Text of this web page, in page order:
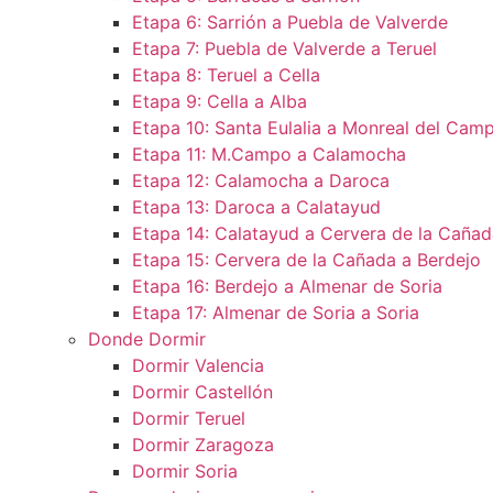
Etapa 6: Sarrión a Puebla de Valverde
Etapa 7: Puebla de Valverde a Teruel
Etapa 8: Teruel a Cella
Etapa 9: Cella a Alba
Etapa 10: Santa Eulalia a Monreal del
Etapa 11: M.Campo a Calamocha​
Etapa 12: Calamocha a Daroca ​
Etapa 13: Daroca a Calatayud
Etapa 14: Calatayud a Cervera de la
Etapa 15: Cervera de la Cañada a Berdejo
Etapa 16: Berdejo a Almenar de Soria
Etapa 17: Almenar de Soria a Soria ​
Donde Dormir
Dormir Valencia
Dormir Castellón
Dormir Teruel
Dormir Zaragoza
Dormir Soria